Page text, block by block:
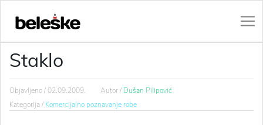
Staklo
Objavljeno /02.09.2009. Autor / Dušan Pilipović
Kategorija / Komercijalno poznavanje robe